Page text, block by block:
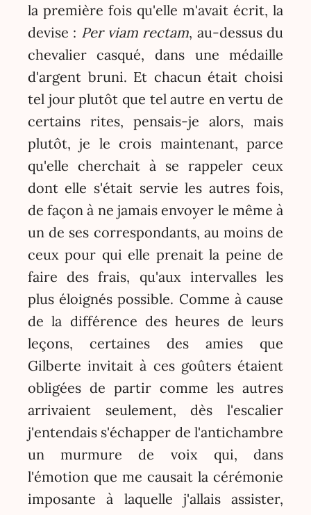
la première fois qu'elle m'avait écrit, la
devise : Per viam rectam, au-dessus du
chevalier casqué, dans une médaille
d'argent bruni. Et chacun était choisi
tel jour plutôt que tel autre en vertu de
certains rites, pensais-je alors, mais
plutôt, je le crois maintenant, parce
qu'elle cherchait à se rappeler ceux
dont elle s'était servie les autres fois,
de façon à ne jamais envoyer le même à
un de ses correspondants, au moins de
ceux pour qui elle prenait la peine de
faire des frais, qu'aux intervalles les
plus éloignés possible. Comme à cause
de la différence des heures de leurs
leçons, certaines des amies que
Gilberte invitait à ces goûters étaient
obligées de partir comme les autres
arrivaient seulement, dès l'escalier
j'entendais s'échapper de l'antichambre
un murmure de voix qui, dans
l'émotion que me causait la cérémonie
imposante à laquelle j'allais assister,